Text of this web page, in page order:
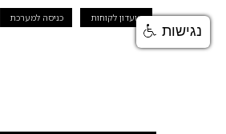
מועדון לקוחות כניסה למערכת
נגישות